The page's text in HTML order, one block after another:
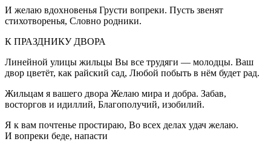
И желаю вдохновенья Грусти вопреки. Пусть звенят
стихотворенья, Словно родники.
К ПРАЗДНИКУ ДВОРА
Линейной улицы жильцы Вы все трудяги — молодцы. Ваш
двор цветёт, как райский сад, Любой побыть в нём будет рад.
Жильцам я вашего двора Желаю мира и добра. Забав,
восторгов и идиллий, Благополучий, изобилий.
Я к вам почтенье простираю, Во всех делах удач желаю.
И вопреки беде, напасти